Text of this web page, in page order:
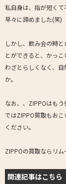
私自身は、指が短く
早々に諦めました(笑)
しかし、飲み会の時
とができると、かっこ
わざとらしくなく、
か。
なお、、ZIPPOはも
ではZIPPO買取もお
ください。
ZIPPOの買取ならリム
関連記事はこちら